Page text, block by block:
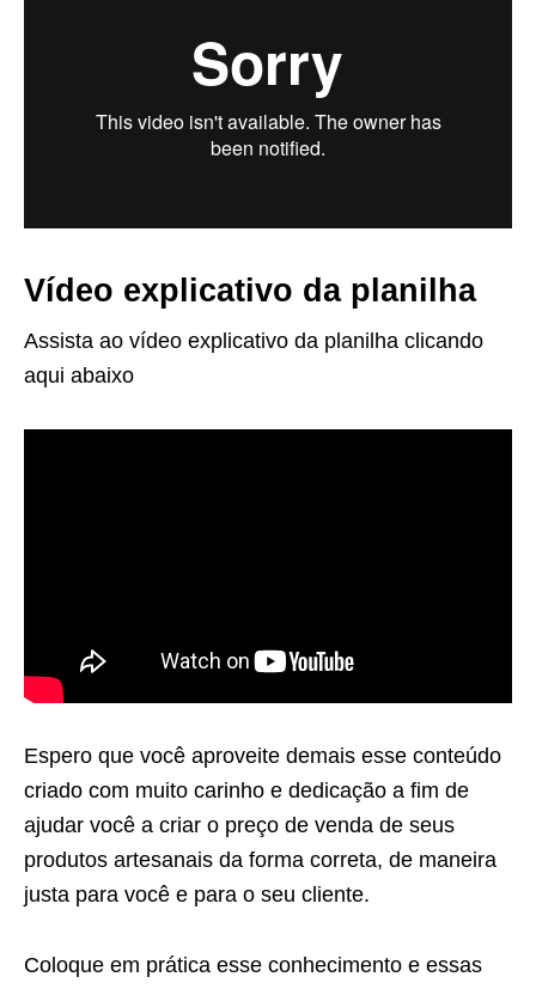
Vídeo explicativo da planilha
Assista ao vídeo explicativo da planilha clicando
aqui abaixo
Espero que você aproveite demais esse conteúdo
criado com muito carinho e dedicação a fim de
ajudar você a criar o preço de venda de seus
produtos artesanais da forma correta, de maneira
justa para você e para o seu cliente.
Coloque em prática esse conhecimento e essas